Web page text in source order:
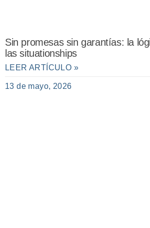
Sin promesas sin garantías: la
las situationships
LEER ARTÍCULO »
13 de mayo, 2026